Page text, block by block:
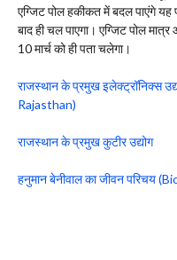
एग्जिट पोल हकीकत में बदल पाएंगे यह
बाद ही चल पाएगा। एग्जिट पोल
10 मार्च को ही पता चलेगा।
राजस्थान के प्रमुख इलेक्ट्रॉनिक्स
Rajasthan)
राजस्थान के प्रमुख कुटीर उद्योग
हनुमान बेनीवाल का जीवन परिचय